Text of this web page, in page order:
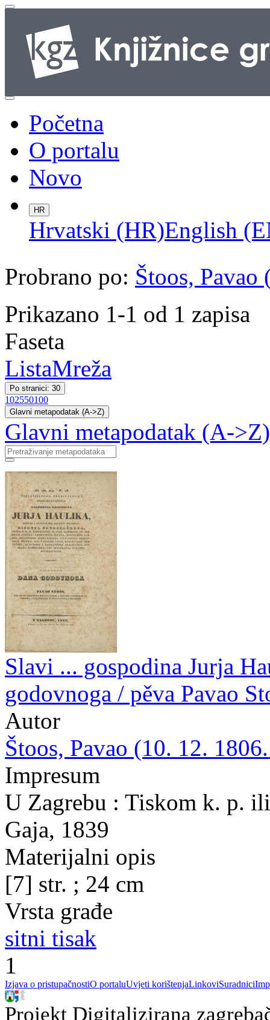
Početna
O portalu
Novo
HR
Hrvatski (HR)English
Probrano po: Štoos,
Prikazano 1-1 od 1 zapisa
Faseta
ListaMreža
Po stranici: 30
102550100
Glavni metapodatak (A->Z)
Glavni metapodatak (A->Z)
Slavi ... gospodina Jurja
godovnoga / pěva Pavao
Autor
Štoos, Pavao (10. 12.
Impresum
U Zagrebu : Tiskom k. p.
Gaja, 1839
Materijalni opis
[7] str. ; 24 cm
Vrsta građe
sitni tisak
1
Izjava o pristupačnostiO portaluUvjeti korištenjaLinkoviSuradnici
Projekt Digitalizirana